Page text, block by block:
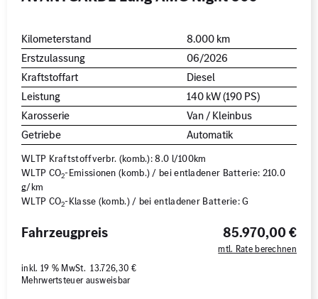
Kilometerstand
8.000 km
Erstzulassung
06/2026
Kraftstoffart
Diesel
Leistung
140 kW (190 PS)
Karosserie
Van / Kleinbus
Getriebe
Automatik
WLTP Kraftstoffverbr. (komb.): 8.0 l/100km
WLTP CO2-Emissionen (komb.) / bei entladener Batterie: 210.0
g/km
WLTP CO2-Klasse (komb.) / bei entladener Batterie: G
85.970,00 €
mtl. Rate berechnen
Fahrzeugpreis
inkl. 19 % MwSt. 13.726,30 €
Mehrwertsteuer ausweisbar